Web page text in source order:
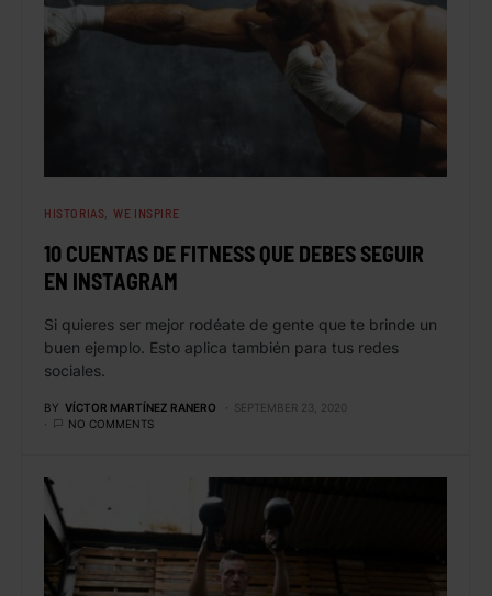
HISTORIAS WE INSPIRE
10 CUENTAS DE FITNESS QUE DEBES SEGUIR
EN INSTAGRAM
Si quieres ser mejor rodéate de gente que te brinde un
buen ejemplo. Esto aplica también para tus redes
sociales.
BY VÍCTOR MARTÍNEZ RANERO
SEPTEMBER 23, 2020
NO COMMENTS